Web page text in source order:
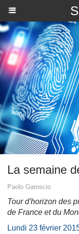
La semaine
Paolo Garoscio
Tour d'horizon des
de France et du
Lundi 23 février